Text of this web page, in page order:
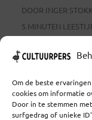
Om de beste
cookies om informatie
Door in te stemmen
surfgedrag of unieke
DOOR INGER
5 MINUTEN
Kinderen
gezegd (kijk